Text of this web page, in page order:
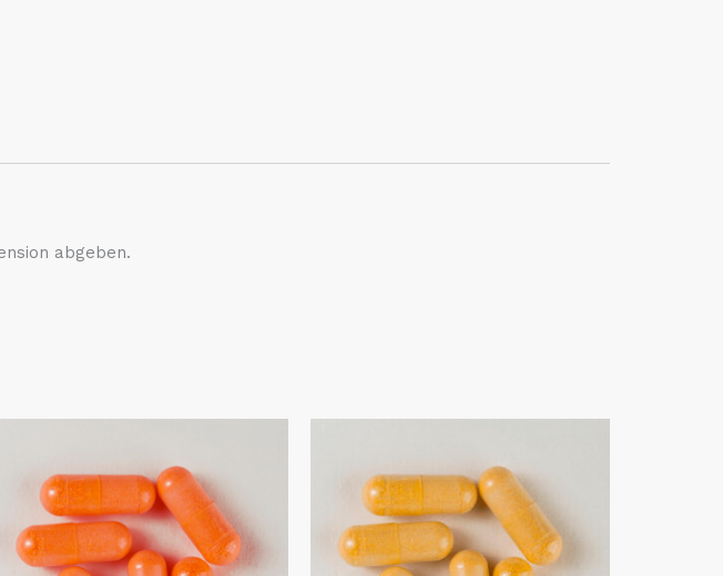
abgeben.